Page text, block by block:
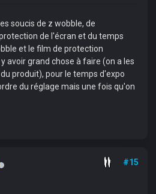
soucis de z wobble, de
de l'écran et du temps
et le film de protection
avoir grand chose à faire (on a les
produit), pour le temps d'expo
du réglage mais une fois qu'on
#15